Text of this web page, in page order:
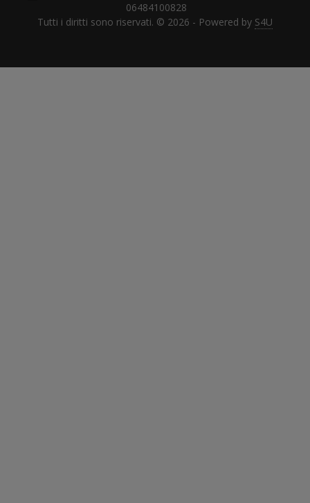
06484100828
Tutti i diritti sono riservati. © 2026 - Powered by S4U